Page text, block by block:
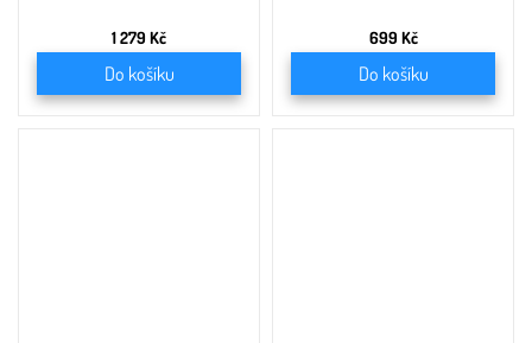
1 279 Kč
Do košíku
699 Kč
Do košíku